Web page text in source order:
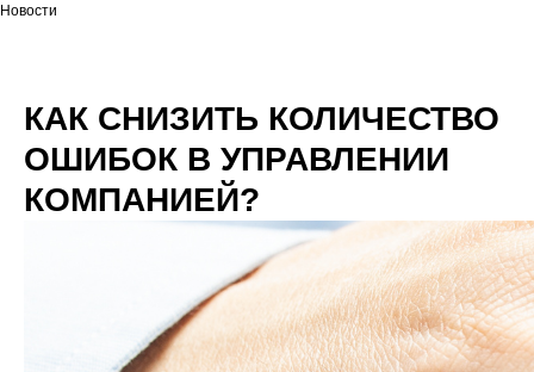
Новости
КАК СНИЗИТЬ КОЛИЧЕСТВО
ОШИБОК В УПРАВЛЕНИИ
КОМПАНИЕЙ?